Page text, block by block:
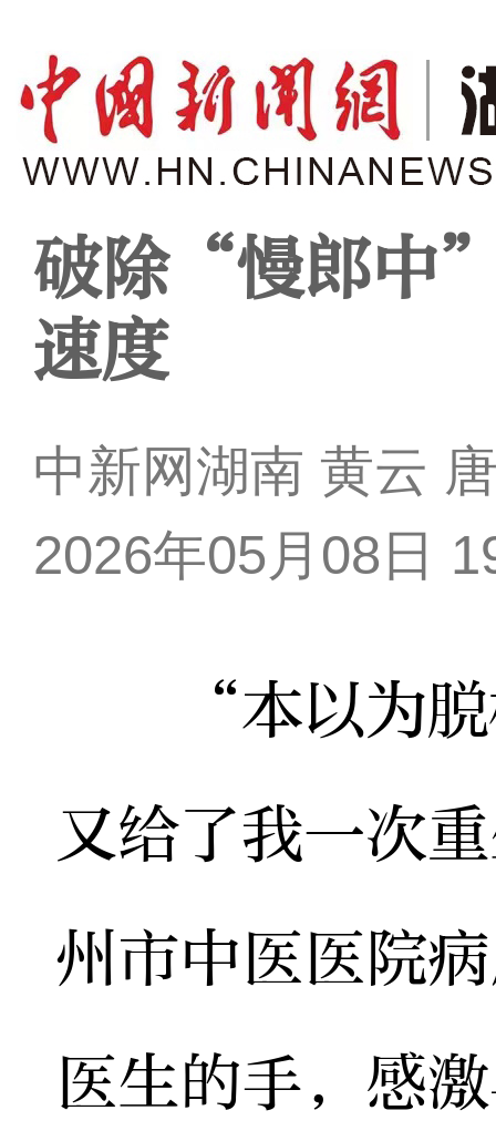
破除“慢郎中
速度
中新网湖南 黄云
2026年05月08日
“本以为脱
又给了我一次
州市中医医院
医生的手，感